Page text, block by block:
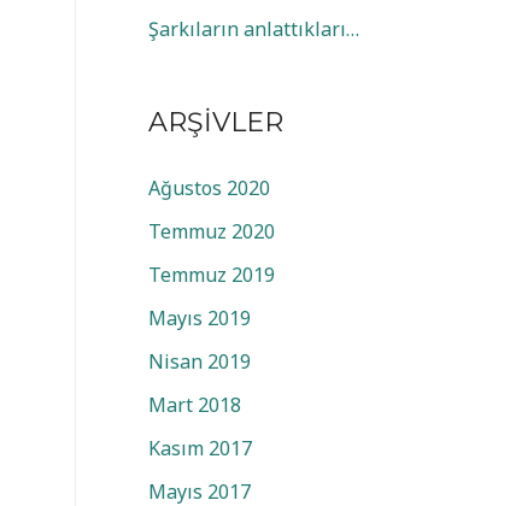
Şarkıların anlattıkları…
ARŞIVLER
Ağustos 2020
Temmuz 2020
Temmuz 2019
Mayıs 2019
Nisan 2019
Mart 2018
Kasım 2017
Mayıs 2017